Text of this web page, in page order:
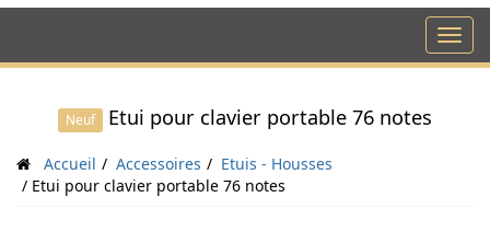
Neuf Etui pour clavier portable 76 notes
Accueil Accessoires
Etuis - Housses
Etui pour clavier portable 76 notes